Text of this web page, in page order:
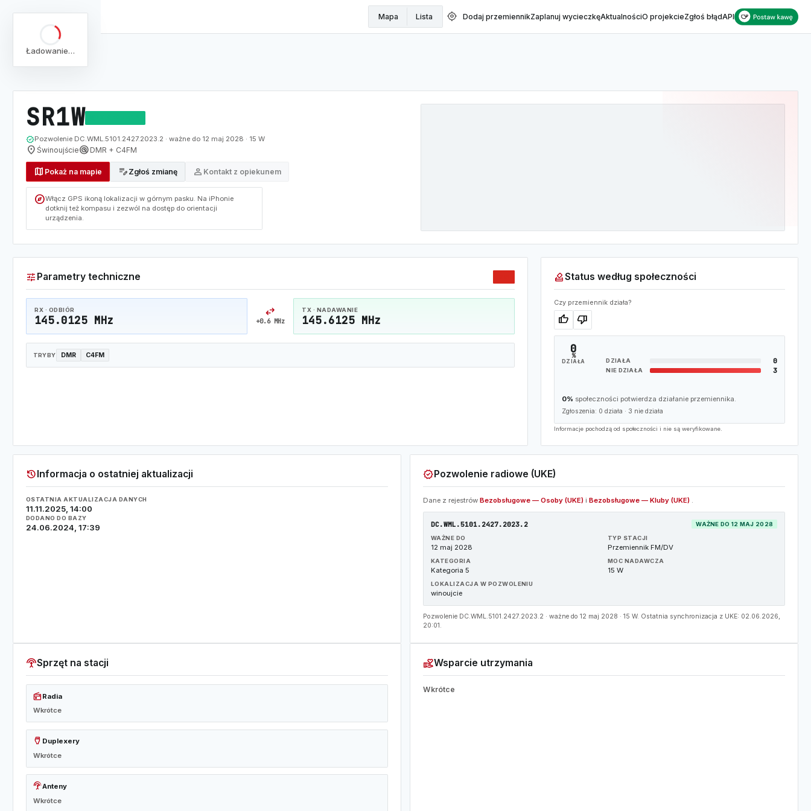
Ładowanie…
Mapa Lista my_location Dodaj przemiennikZaplanuj wycieczkęAktualnościO projekcieZgłoś błądAPI
arrow_backPełna lista
SR1W
verifiedPozwolenie DC.WML.5101.2427.2023.2 · ważne do 12 maj 2028 · 15 W
location_on Świnoujścieradar DMR + C4FM
map Pokaż na mapie edit_note Zgłoś zmianę person Kontakt z opiekunem
exploreWłącz GPS ikoną lokalizacji w górnym pasku. Na iPhonie
dotknij też kompasu i zezwól na dostęp do orientacji
urządzenia.
tune Parametry techniczne
RX · ODBIÓR
145.0125 MHz
swap_horiz
+0.6 MHz
TX · NADAWANIE
145.6125 MHz
TRYBY DMR C4FM
how_to_voteStatus według społeczności
Czy przemiennik działa?
thumb_up thumb_down
0
%
DZIAŁA DZIAŁA 0
NIE DZIAŁA 3
0% społeczności potwierdza działanie przemiennika.
Zgłoszenia: 0 działa · 3 nie działa
Informacje pochodzą od społeczności i nie są weryfikowane.
history Informacja o ostatniej aktualizacji
OSTATNIA AKTUALIZACJA DANYCH
11.11.2025, 14:00
DODANO DO BAZY
24.06.2024, 17:39
verified Pozwolenie radiowe (UKE)
Dane z rejestrów Bezobsługowe — Osoby (UKE) i Bezobsługowe — Kluby (UKE) .
DC.WML.5101.2427.2023.2 WAŻNE DO 12 MAJ 2028
WAŻNE DO
12 maj 2028
TYP STACJI
Przemiennik FM/DV
KATEGORIA
Kategoria 5
MOC NADAWCZA
15 W
LOKALIZACJA W POZWOLENIU
winoujcie
Pozwolenie DC.WML.5101.2427.2023.2 · ważne do 12 maj 2028 · 15 W. Ostatnia synchronizacja z UKE: 02.06.2026,
20:01.
settings_input_antennaSprzęt na stacji
radioRadia
Wkrótce
settings_input_hdmi Duplexery
Wkrótce
settings_input_antennaAnteny
Wkrótce
volunteer_activismWsparcie utrzymania
Wkrótce